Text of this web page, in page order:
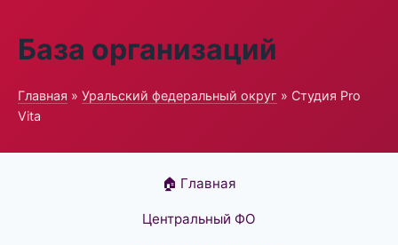
База организаций
Главная » Уральский федеральный округ » Студия Pro
Vita
🏠 Главная
Центральный ФО